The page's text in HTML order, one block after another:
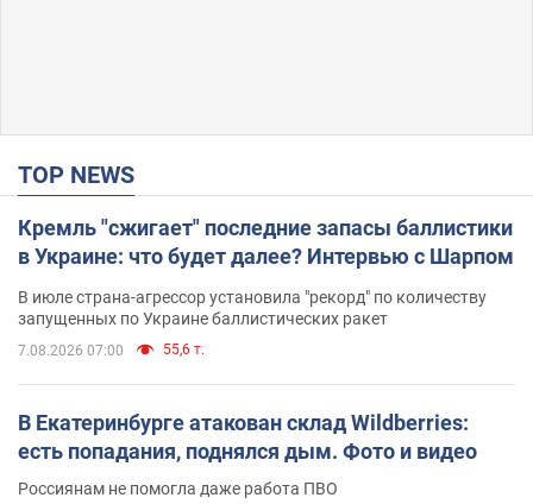
TOP NEWS
Кремль "сжигает" последние запасы баллистики
в Украине: что будет далее? Интервью с Шарпом
В июле страна-агрессор установила "рекорд" по количеству
запущенных по Украине баллистических ракет
7.08.2026 07:00 55,6 т.
В Екатеринбурге атакован склад Wildberries:
есть попадания, поднялся дым. Фото и видео
Россиянам не помогла даже работа ПВО